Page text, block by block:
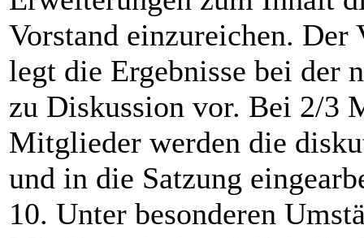
Vorstand einzureichen. Der
legt die Ergebnisse bei der
zu Diskussion vor. Bei 2/3
Mitglieder werden die
und in die Satzung
10. Unter besonderen